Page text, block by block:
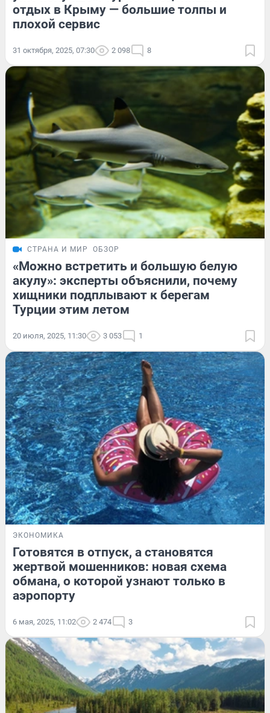
отдых в Крыму — большие толпы и
плохой сервис
31 октября, 2025, 07:30 2 098 8
СТРАНА И МИР ОБЗОР
«Можно встретить и большую белую
акулу»: эксперты объяснили, почему
хищники подплывают к берегам
Турции этим летом
20 июля, 2025, 11:30 3 053 1
ЭКОНОМИКА
Готовятся в отпуск, а становятся
жертвой мошенников: новая схема
обмана, о которой узнают только в
аэропорту
6 мая, 2025, 11:02 2 474 3